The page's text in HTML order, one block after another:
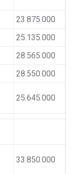
23.875.000
25.135.000
28.565.000
28.550.000
25.645.000
33.850.000